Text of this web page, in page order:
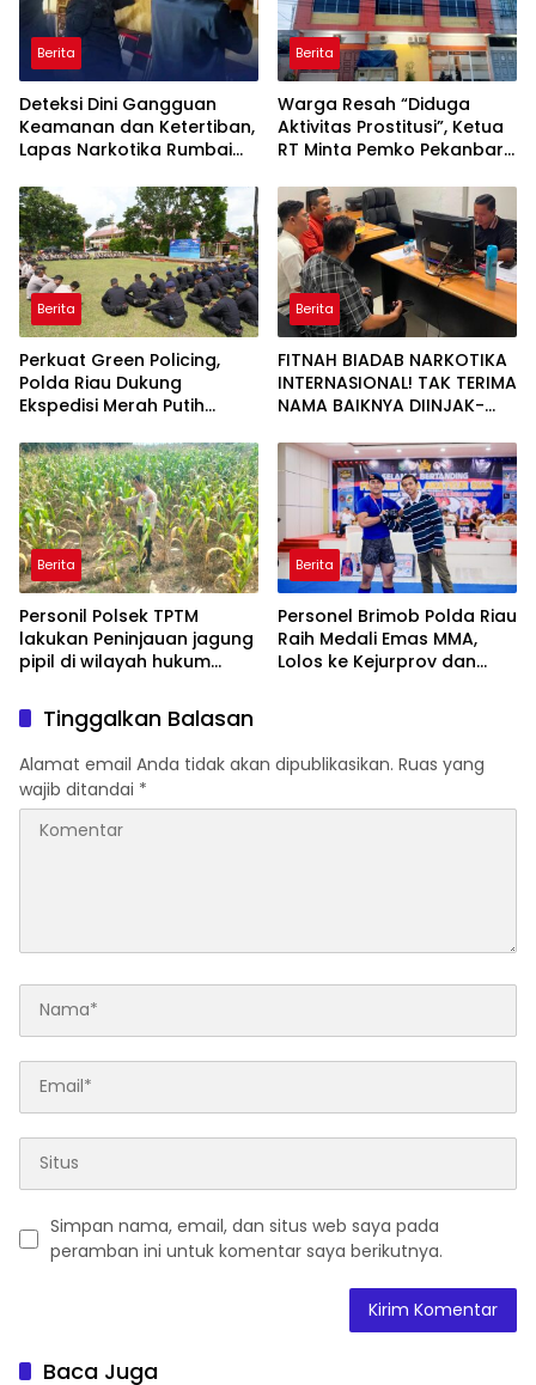
Berita
Deteksi Dini Gangguan
Keamanan dan Ketertiban,
Lapas Narkotika Rumbai
Hunian
Berita
Warga Resah “Diduga
Aktivitas Prostitusi”, Ketua
RT Minta Pemko Pekanbaru
Aktivitas Z Homestay di
Jalan Tanjung Datuk
Berita
Perkuat Green Policing,
Polda Riau Dukung
Ekspedisi Merah Putih
Penanaman Mangrove
Berita
FITNAH BIADAB NARKOTIKA
INTERNASIONAL! TAK TERIMA
NAMA BAIKNYA DIINJAK-
DECLARE WAR: SIAP Bantai
DAN SERET AKUN PEMBUNUH
KARAKTER KE PENJARA
POLDA KEPRI!
Berita
Personil Polsek TPTM
lakukan Peninjauan jagung
pipil di wilayah hukum
Berita
Personel Brimob Polda Riau
Raih Medali Emas MMA,
Lolos ke Kejurprov dan
Tinggalkan Balasan
Alamat email Anda tidak akan dipublikasikan. Ruas yang
wajib ditandai *
Simpan nama, email, dan situs web saya pada
peramban ini untuk komentar saya berikutnya.
Baca Juga